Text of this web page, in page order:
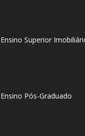
Ensino Superior
Ensino Pós-Graduado